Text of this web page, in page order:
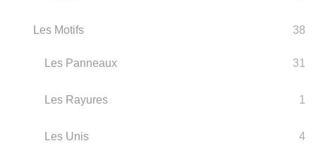
Les Motifs 38
Les Panneaux 31
Les Rayures 1
Les Unis 4